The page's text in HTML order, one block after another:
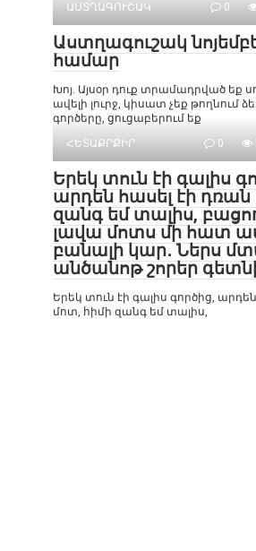
ԱՍՏՂԱԳՈՒՇԱԿ
0
Աստղագուշակ
համար
Խոյ. Այսօր դուք տրամադրված եք
ավելի լուրջ, կիսատ չեք թողնում
գործերը, ցուցաբերում եք
ՀԵՏԱՔՐՔԻՐ
0
Երեկ տուն էի գալիս
արդեն հասել էի դռան
զանգ եմ տալիս,
լավա մոտս մի հատ
բանալի կար․ Ներս
անծանոթ շորեր
Երեկ տուն էի գալիս գործից,
մոտ, հիմի զանգ եմ տալիս,